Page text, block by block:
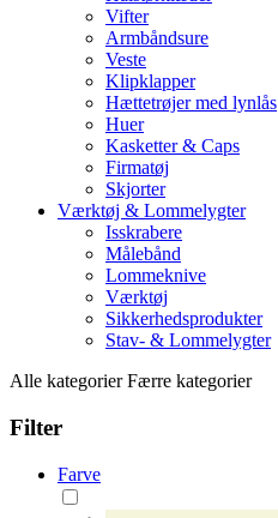
Vifter
Armbåndsure
Veste
Klipklapper
Hættetrøjer med lynlås
Huer
Kasketter & Caps
Firmatøj
Skjorter
Værktøj & Lommelygter
Isskrabere
Målebånd
Lommeknive
Værktøj
Sikkerhedsprodukter
Stav- & Lommelygter
Alle kategorier Færre kategorier
Filter
Farve